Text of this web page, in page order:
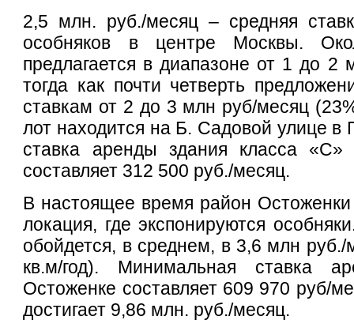
2,5 млн. руб./месяц – средняя
особняков в центре Москвы.
предлагается в диапазоне от 1 до 2
тогда как почти четверть
ставкам от 2 до 3 млн руб/месяц
лот находится на Б. Садовой улице в
ставка аренды здания класса
составляет 312 500 руб./месяц.
В настоящее время район Остоженки
локация, где экспонируются
обойдется, в среднем, в 3,6 млн
кв.м/год). Минимальная ставка
Остоженке составляет 609 970 руб/
достигает 9,86 млн. руб./месяц.